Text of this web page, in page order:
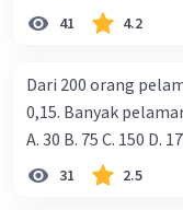
41 4.2
Dari 200 orang
0,15. Banyak
A. 30 B. 75 C. 150 D.
31 2.5